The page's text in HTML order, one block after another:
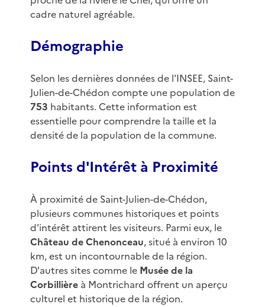
cadre naturel agréable.
Démographie
Selon les dernières données de l'INSEE, Saint-
Julien-de-Chédon compte une population de
753 habitants. Cette information est
essentielle pour comprendre la taille et la
densité de la population de la commune.
Points d'Intérêt à Proximité
À proximité de Saint-Julien-de-Chédon,
plusieurs communes historiques et points
d'intérêt attirent les visiteurs. Parmi eux, le
Château de Chenonceau, situé à environ 10
km, est un incontournable de la région.
D'autres sites comme le Musée de la
Corbillièreà Montrichard offrent un aperçu
culturel et historique de la région.